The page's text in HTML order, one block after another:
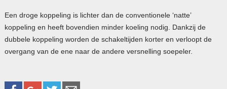
Een droge koppeling is lichter dan de conventionele ‘natte’
koppeling en heeft bovendien minder koeling nodig. Dankzij de
dubbele koppeling worden de schakeltijden korter en verloopt de
overgang van de ene naar de andere versnelling soepeler.